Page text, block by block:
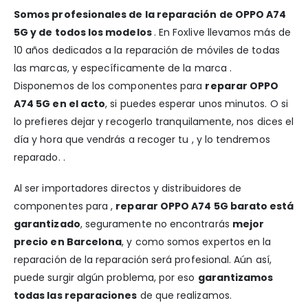
Somos profesionales de la reparación de OPPO A74
5G y de todos los modelos. En Foxlive llevamos más de
10 años dedicados a la reparación de móviles de todas
las marcas, y específicamente de la marca .
Disponemos de los componentes para reparar OPPO
A74 5G en el acto, si puedes esperar unos minutos. O si
lo prefieres dejar y recogerlo tranquilamente, nos dices el
día y hora que vendrás a recoger tu , y lo tendremos
reparado. .
Al ser importadores directos y distribuidores de
componentes para , reparar OPPO A74 5G barato está
garantizado, seguramente no encontrarás mejor
precio en Barcelona, y como somos expertos en la
reparación de la reparación será profesional. Aún así,
puede surgir algún problema, por eso garantizamos
todas las reparaciones de que realizamos.